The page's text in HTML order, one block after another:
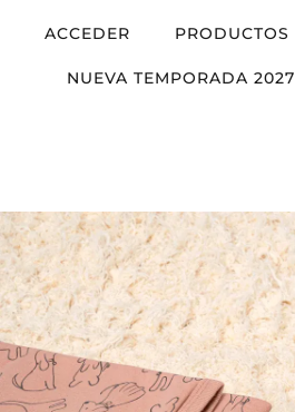
ACCEDER PRODUCTOS
NUEVA TEMPORADA 2027